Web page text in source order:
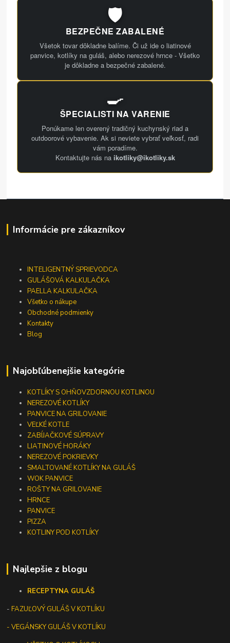
🛡️
BEZPEČNE ZABALENÉ
Všetok tovar dôkladne balíme. Či už ide o liatinové
panvice, kotlíky na guláš, alebo nerezové hrnce - Všetko
je dôkladne a bezpečné zabalené.
🍳
ŠPECIALISTI NA VARENIE
Ponúkame len overený tradičný kuchynský riad a
outdoorové vybavenie. Ak si neviete vybrať veľkosť, radi
vám poradíme.
Kontaktujte nás na ikotliky@ikotliky.sk
Informácie pre zákazníkov
INTELIGENTNÝ SPRIEVODCA
GULÁŠOVÁ KALKULAČKA
PAELLA KALKULAČKA
Všetko o nákupe
Obchodné podmienky
Kontakty
Blog
Najobľúbenejšie kategórie
KOTLÍKY S OHŇOVZDORNOU KOTLINOU
NEREZOVÉ KOTLÍKY
PANVICE NA GRILOVANIE
VEĽKÉ KOTLE
ZABÍJAČKOVÉ SÚPRAVY
LIATINOVÉ HORÁKY
NEREZOVÉ POKRIEVKY
SMALTOVANÉ KOTLÍKY NA GULÁŠ
WOK PANVICE
ROŠTY NA GRILOVANIE
HRNCE
PANVICE
PIZZA
KOTLINY POD KOTLÍKY
Najlepšie z blogu
RECEPTYNA GULÁŠ
-FAZUĽOVÝ GULÁŠ V KOTLÍKU
- VEGÁNSKY GULÁŠ V KOTLÍKU